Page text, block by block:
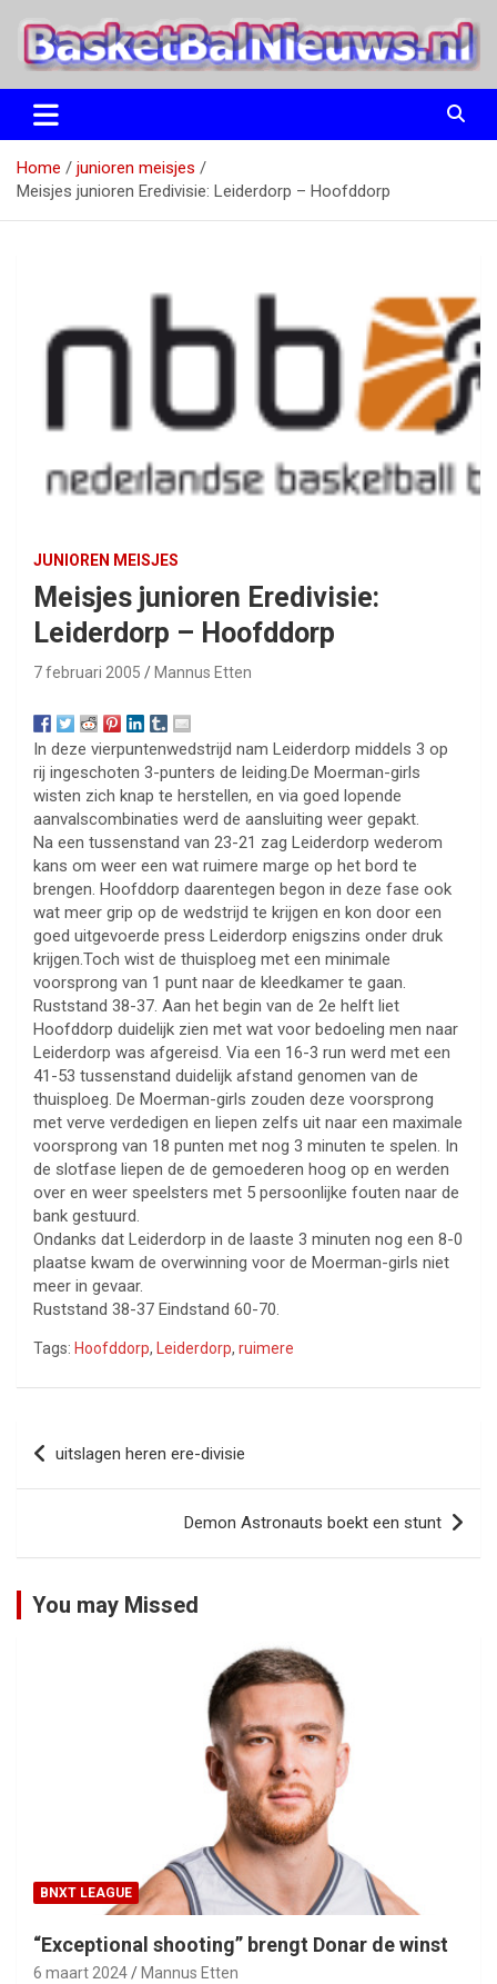
naar
BasketBalNieuws.nl
Etten
Home
junioren meisjes
Meisjes junioren Eredivisie: Leiderdorp – Hoofddorp
JUNIOREN MEISJES
Meisjes junioren Eredivisie:
Leiderdorp – Hoofddorp
7 februari 2005 Mannus Etten
In deze vierpuntenwedstrijd nam Leiderdorp middels 3 op
rij ingeschoten 3-punters de leiding.De Moerman-girls
wisten zich knap te herstellen, en via goed lopende
aanvalscombinaties werd de aansluiting weer gepakt.
Na een tussenstand van 23-21 zag Leiderdorp wederom
kans om weer een wat ruimere marge op het bord te
brengen. Hoofddorp daarentegen begon in deze fase ook
wat meer grip op de wedstrijd te krijgen en kon door een
goed uitgevoerde press Leiderdorp enigszins onder druk
krijgen.Toch wist de thuisploeg met een minimale
voorsprong van 1 punt naar de kleedkamer te gaan.
Ruststand 38-37. Aan het begin van de 2e helft liet
Hoofddorp duidelijk zien met wat voor bedoeling men naar
Leiderdorp was afgereisd. Via een 16-3 run werd met een
41-53 tussenstand duidelijk afstand genomen van de
thuisploeg. De Moerman-girls zouden deze voorsprong
met verve verdedigen en liepen zelfs uit naar een maximale
voorsprong van 18 punten met nog 3 minuten te spelen. In
de slotfase liepen de de gemoederen hoog op en werden
over en weer speelsters met 5 persoonlijke fouten naar de
bank gestuurd.
Ondanks dat Leiderdorp in de laaste 3 minuten nog een 8-0
plaatse kwam de overwinning voor de Moerman-girls niet
meer in gevaar.
Ruststand 38-37 Eindstand 60-70.
Tags: Hoofddorp, Leiderdorp, ruimere
Bericht
navigatie
uitslagen heren ere-divisie
Demon Astronauts boekt een stunt
You may Missed
BNXT LEAGUE
“Exceptional shooting” brengt Donar de winst
6 maart 2024 Mannus Etten